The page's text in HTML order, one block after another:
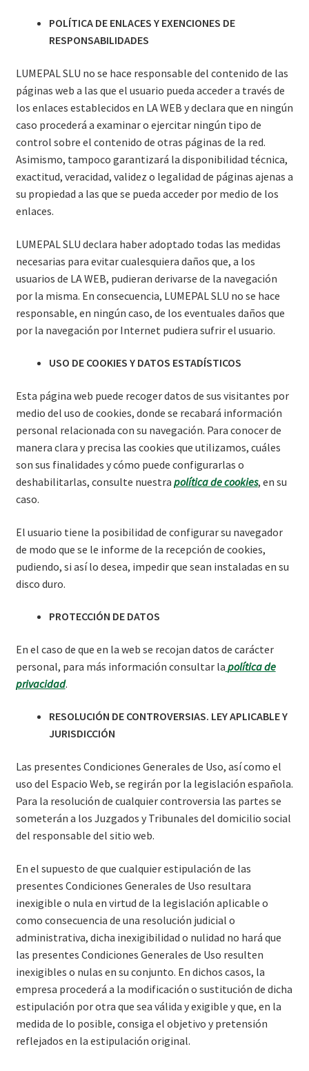
POLÍTICA DE ENLACES Y EXENCIONES DE
RESPONSABILIDADES
LUMEPAL SLU no se hace responsable del contenido de las
páginas web a las que el usuario pueda acceder a través de
los enlaces establecidos en LA WEB y declara que en ningún
caso procederá a examinar o ejercitar ningún tipo de
control sobre el contenido de otras páginas de la red.
Asimismo, tampoco garantizará la disponibilidad técnica,
exactitud, veracidad, validez o legalidad de páginas ajenas a
su propiedad a las que se pueda acceder por medio de los
enlaces.
LUMEPAL SLU declara haber adoptado todas las medidas
necesarias para evitar cualesquiera daños que, a los
usuarios de LA WEB, pudieran derivarse de la navegación
por la misma. En consecuencia, LUMEPAL SLU no se hace
responsable, en ningún caso, de los eventuales daños que
por la navegación por Internet pudiera sufrir el usuario.
USO DE COOKIES Y DATOS ESTADÍSTICOS
Esta página web puede recoger datos de sus visitantes por
medio del uso de cookies, donde se recabará información
personal relacionada con su navegación. Para conocer de
manera clara y precisa las cookies que utilizamos, cuáles
son sus finalidades y cómo puede configurarlas o
deshabilitarlas, consulte nuestra política de cookies, en su
caso.
El usuario tiene la posibilidad de configurar su navegador
de modo que se le informe de la recepción de cookies,
pudiendo, si así lo desea, impedir que sean instaladas en su
disco duro.
PROTECCIÓN DE DATOS
En el caso de que en la web se recojan datos de carácter
personal, para más información consultar la política de
privacidad.
RESOLUCIÓN DE CONTROVERSIAS. LEY APLICABLE Y
JURISDICCIÓN
Las presentes Condiciones Generales de Uso, así como el
uso del Espacio Web, se regirán por la legislación española.
Para la resolución de cualquier controversia las partes se
someterán a los Juzgados y Tribunales del domicilio social
del responsable del sitio web.
En el supuesto de que cualquier estipulación de las
presentes Condiciones Generales de Uso resultara
inexigible o nula en virtud de la legislación aplicable o
como consecuencia de una resolución judicial o
administrativa, dicha inexigibilidad o nulidad no hará que
las presentes Condiciones Generales de Uso resulten
inexigibles o nulas en su conjunto. En dichos casos, la
empresa procederá a la modificación o sustitución de dicha
estipulación por otra que sea válida y exigible y que, en la
medida de lo posible, consiga el objetivo y pretensión
reflejados en la estipulación original.